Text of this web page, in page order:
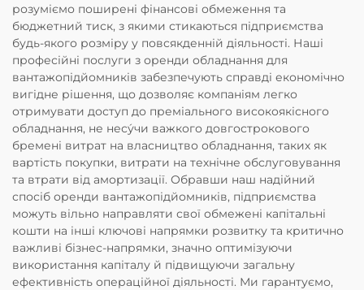
розуміємо поширені фінансові обмеження та
бюджетний тиск, з якими стикаються підприємства
будь-якого розміру у повсякденній діяльності. Наші
професійні послуги з оренди обладнання для
вантажопідйомників забезпечують справді економічно
вигідне рішення, що дозволяє компаніям легко
отримувати доступ до преміального високоякісного
обладнання, не несу́чи важкого довгострокового
бремені витрат на власництво обладнання, таких як
вартість покупки, витрати на технічне обслуговування
та втрати від амортизації. Обравши наш надійний
спосіб оренди вантажопідйомників, підприємства
можуть вільно направляти свої обмежені капітальні
кошти на інші ключові напрямки розвитку та критично
важливі бізнес-напрямки, значно оптимізуючи
використання капіталу й підвищуючи загальну
ефективність операційної діяльності. Ми гарантуємо,